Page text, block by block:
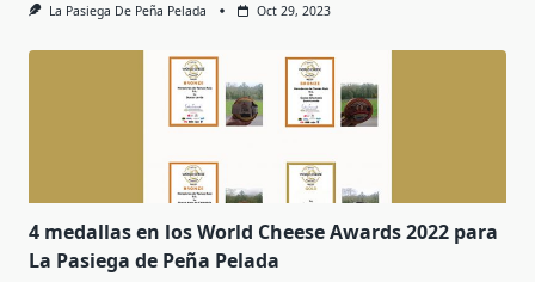
La Pasiega De Peña Pelada Oct 29, 2023
4 medallas en los World Cheese Awards 2022 para
La Pasiega de Peña Pelada